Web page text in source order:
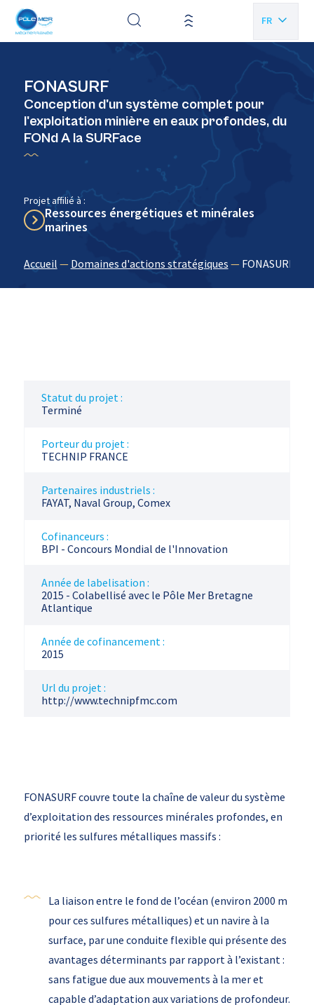
FR
FONASURF
Conception d'un système complet pour
l'exploitation minière en eaux profondes, du
FONd A la SURFace
Projet affilié à :
Ressources énergétiques et minérales
marines
Accueil — Domaines d'actions stratégiques — FONASURF
Statut du projet :
Terminé
Porteur du projet :
TECHNIP FRANCE
Partenaires industriels :
FAYAT, Naval Group, Comex
Cofinanceurs :
BPI - Concours Mondial de l'Innovation
Année de labelisation :
2015 - Colabellisé avec le Pôle Mer Bretagne
Atlantique
Année de cofinancement :
2015
Url du projet :
http://www.technipfmc.com
FONASURF couvre toute la chaîne de valeur du système
d’exploitation des ressources minérales profondes, en
priorité les sulfures métalliques massifs :
La liaison entre le fond de l’océan (environ 2000 m
pour ces sulfures métalliques) et un navire à la
surface, par une conduite flexible qui présente des
avantages déterminants par rapport à l’existant :
sans fatigue due aux mouvements à la mer et
capable d’adaptation aux variations de profondeur.
Panneau de gestion des cookies